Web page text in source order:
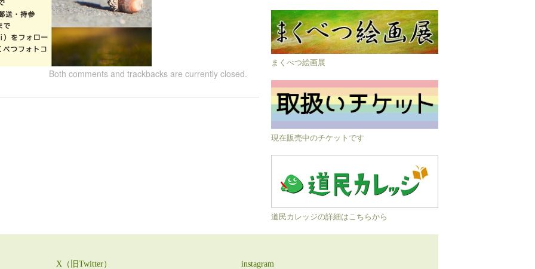
Both comments and trackbacks are currently closed.
まくべつ絵画展
現在販売中のチケットです
道民カレッジの詳細はこちらから
X（旧Twitter） instagram